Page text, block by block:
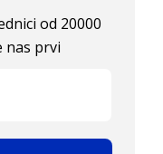
od 20000
nas prvi